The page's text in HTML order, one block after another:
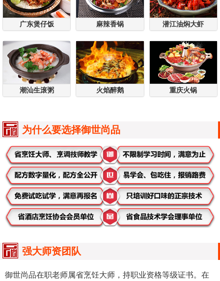
广东煲仔饭 麻辣香锅 潜江油焖大虾
潮汕生滚粥 火焰醉鹅 重庆火锅
为什么要选择御世尚品
强大师资团队
御世尚品在职老师属省烹饪大师，持职业资格等级证书。在